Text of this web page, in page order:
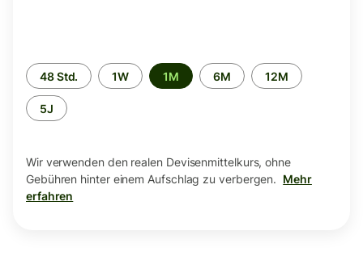
Zeitraum
48 Std. 1W 1M 6M 12M
5J
Wir verwenden den realen Devisenmittelkurs, ohne
Gebühren hinter einem Aufschlag zu verbergen. Mehr
erfahren